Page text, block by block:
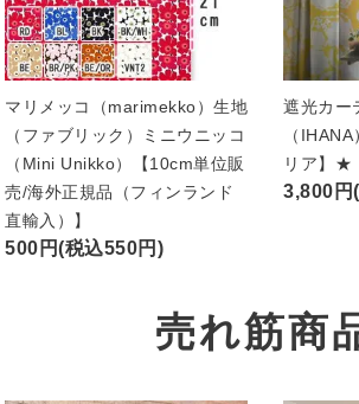
マリメッコ（marimekko）生地
（ファブリック）ミニウニッコ
（Mini Unikko）【10cm単位販
売/海外正規品（フィンランド
直輸入）】
500円(税込550円)
遮光カー
（
リア】★
3,800円
売れ筋商